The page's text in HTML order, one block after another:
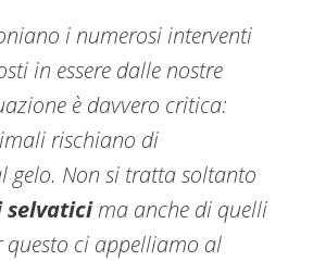
i numerosi interventi
in essere dalle nostre
è davvero critica:
rischiano di
gelo. Non si tratta soltanto
selvaticima anche di quelli
questo ci appelliamo al